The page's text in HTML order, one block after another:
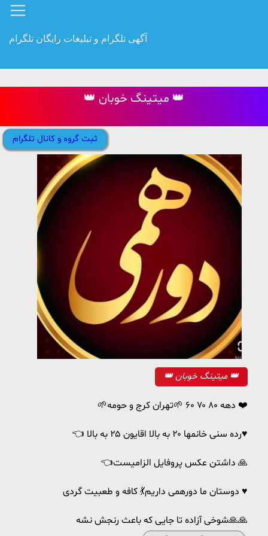
آگهی تلگرام و تبلیغات رایگان تلگرام
👑 میتینگ خوبان 👑
ثبت گروه و کانال تلگرام
👑 میتینگ خوبان 👑
🌱دهه ۸۰ ۷۰ ۶۰ 🌱تهران کرج و حومه ❤️
👈 رده سنی خانمها ۲۰ به بالا اقایون ۲۵ به بالا♥️
👈داشتن عکس پروفایل الزامیست 🙏
دوستان ما دورهمی داریم💃 کافه و طعبیت گردی ♥️
شوخی آزاده تا جایی که باعث رنجش نشه🙏🙏